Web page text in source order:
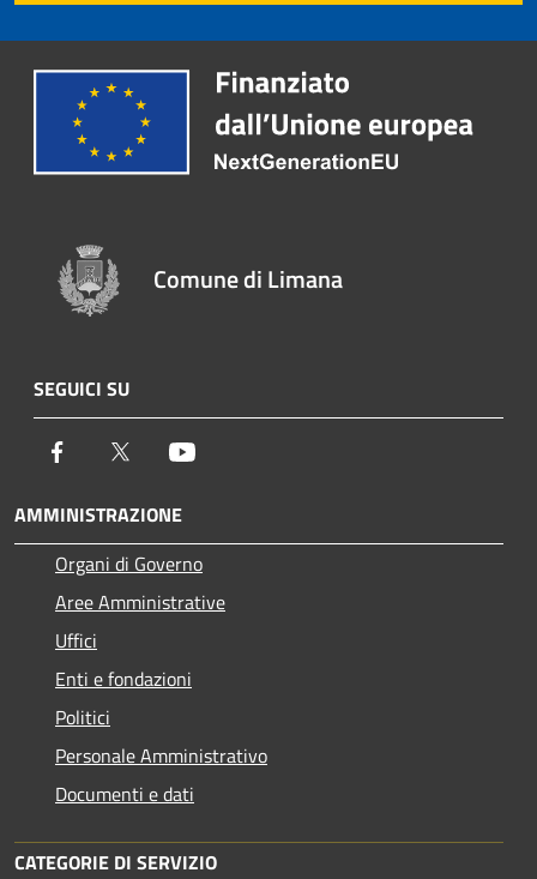
Comune di Limana
SEGUICI SU
Facebook Twitter
AMMINISTRAZIONE
Organi di Governo
Aree Amministrative
Uffici
Enti e fondazioni
Politici
Personale Amministrativo
Documenti e dati
CATEGORIE DI SERVIZIO